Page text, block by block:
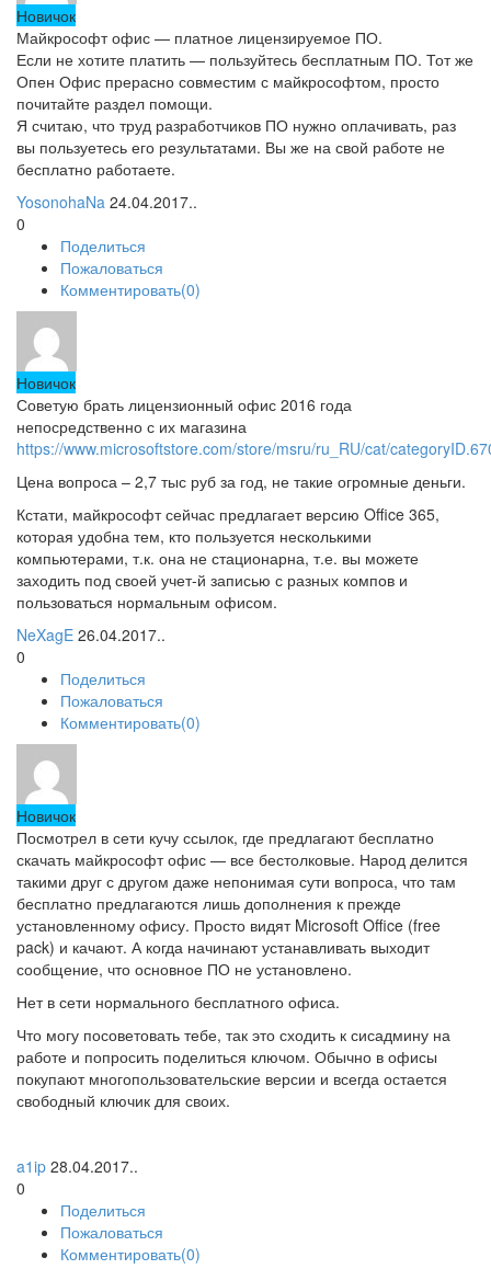
Новичок
Майкрософт офис — платное лицензируемое ПО.
Если не хотите платить — пользуйтесь бесплатным ПО. Тот же
Опен Офис прерасно совместим с майкрософтом, просто
почитайте раздел помощи.
Я считаю, что труд разработчиков ПО нужно оплачивать, раз
вы пользуетесь его результатами. Вы же на свой работе не
бесплатно работаете.
YosonohaNa 24.04.2017..
0
Поделиться
Пожаловаться
Комментировать(0)
Новичок
Советую брать лицензионный офис 2016 года
непосредственно с их магазина
https://www.microsoftstore.com/store/msru/ru_RU/cat/
Цена вопроса – 2,7 тыс руб за год, не такие огромные деньги.
Кстати, майкрософт сейчас предлагает версию Office 365,
которая удобна тем, кто пользуется несколькими
компьютерами, т.к. она не стационарна, т.е. вы можете
заходить под своей учет-й записью с разных компов и
пользоваться нормальным офисом.
NeXagE 26.04.2017..
0
Поделиться
Пожаловаться
Комментировать(0)
Новичок
Посмотрел в сети кучу ссылок, где предлагают бесплатно
скачать майкрософт офис — все бестолковые. Народ делится
такими друг с другом даже непонимая сути вопроса, что там
бесплатно предлагаются лишь дополнения к прежде
установленному офису. Просто видят Microsoft Office (free
pack) и качают. А когда начинают устанавливать выходит
сообщение, что основное ПО не установлено.
Нет в сети нормального бесплатного офиса.
Что могу посоветовать тебе, так это сходить к сисадмину на
работе и попросить поделиться ключом. Обычно в офисы
покупают многопользовательские версии и всегда остается
свободный ключик для своих.
a1ip 28.04.2017..
0
Поделиться
Пожаловаться
Комментировать(0)